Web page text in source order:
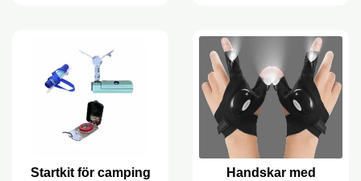
Startkit för camping
Handskar med